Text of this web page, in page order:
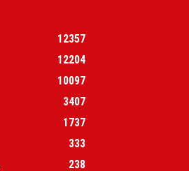
12357
12204
10097
3407
1737
333
238